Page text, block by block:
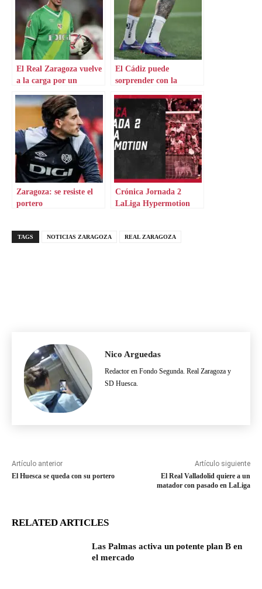
El Real Zaragoza vuelve
a la carga por un
El Cádiz puede
sorprender con la
Zaragoza: se resiste el
portero
Crónica Jornada 2
LaLiga Hypermotion
TAGS NOTICIAS ZARAGOZA REAL ZARAGOZA
Nico Arguedas
Redactor en Fondo Segunda. Real Zaragoza y
SD Huesca.
Artículo anterior
El Huesca se queda con su portero
Artículo siguiente
El Real Valladolid quiere a un
matador con pasado en LaLiga
RELATED ARTICLES
Las Palmas activa un potente plan B en
el mercado